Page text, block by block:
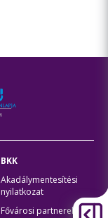
BKK
Akadálymentesítési
nyilatkozat
Fővárosi partnerek